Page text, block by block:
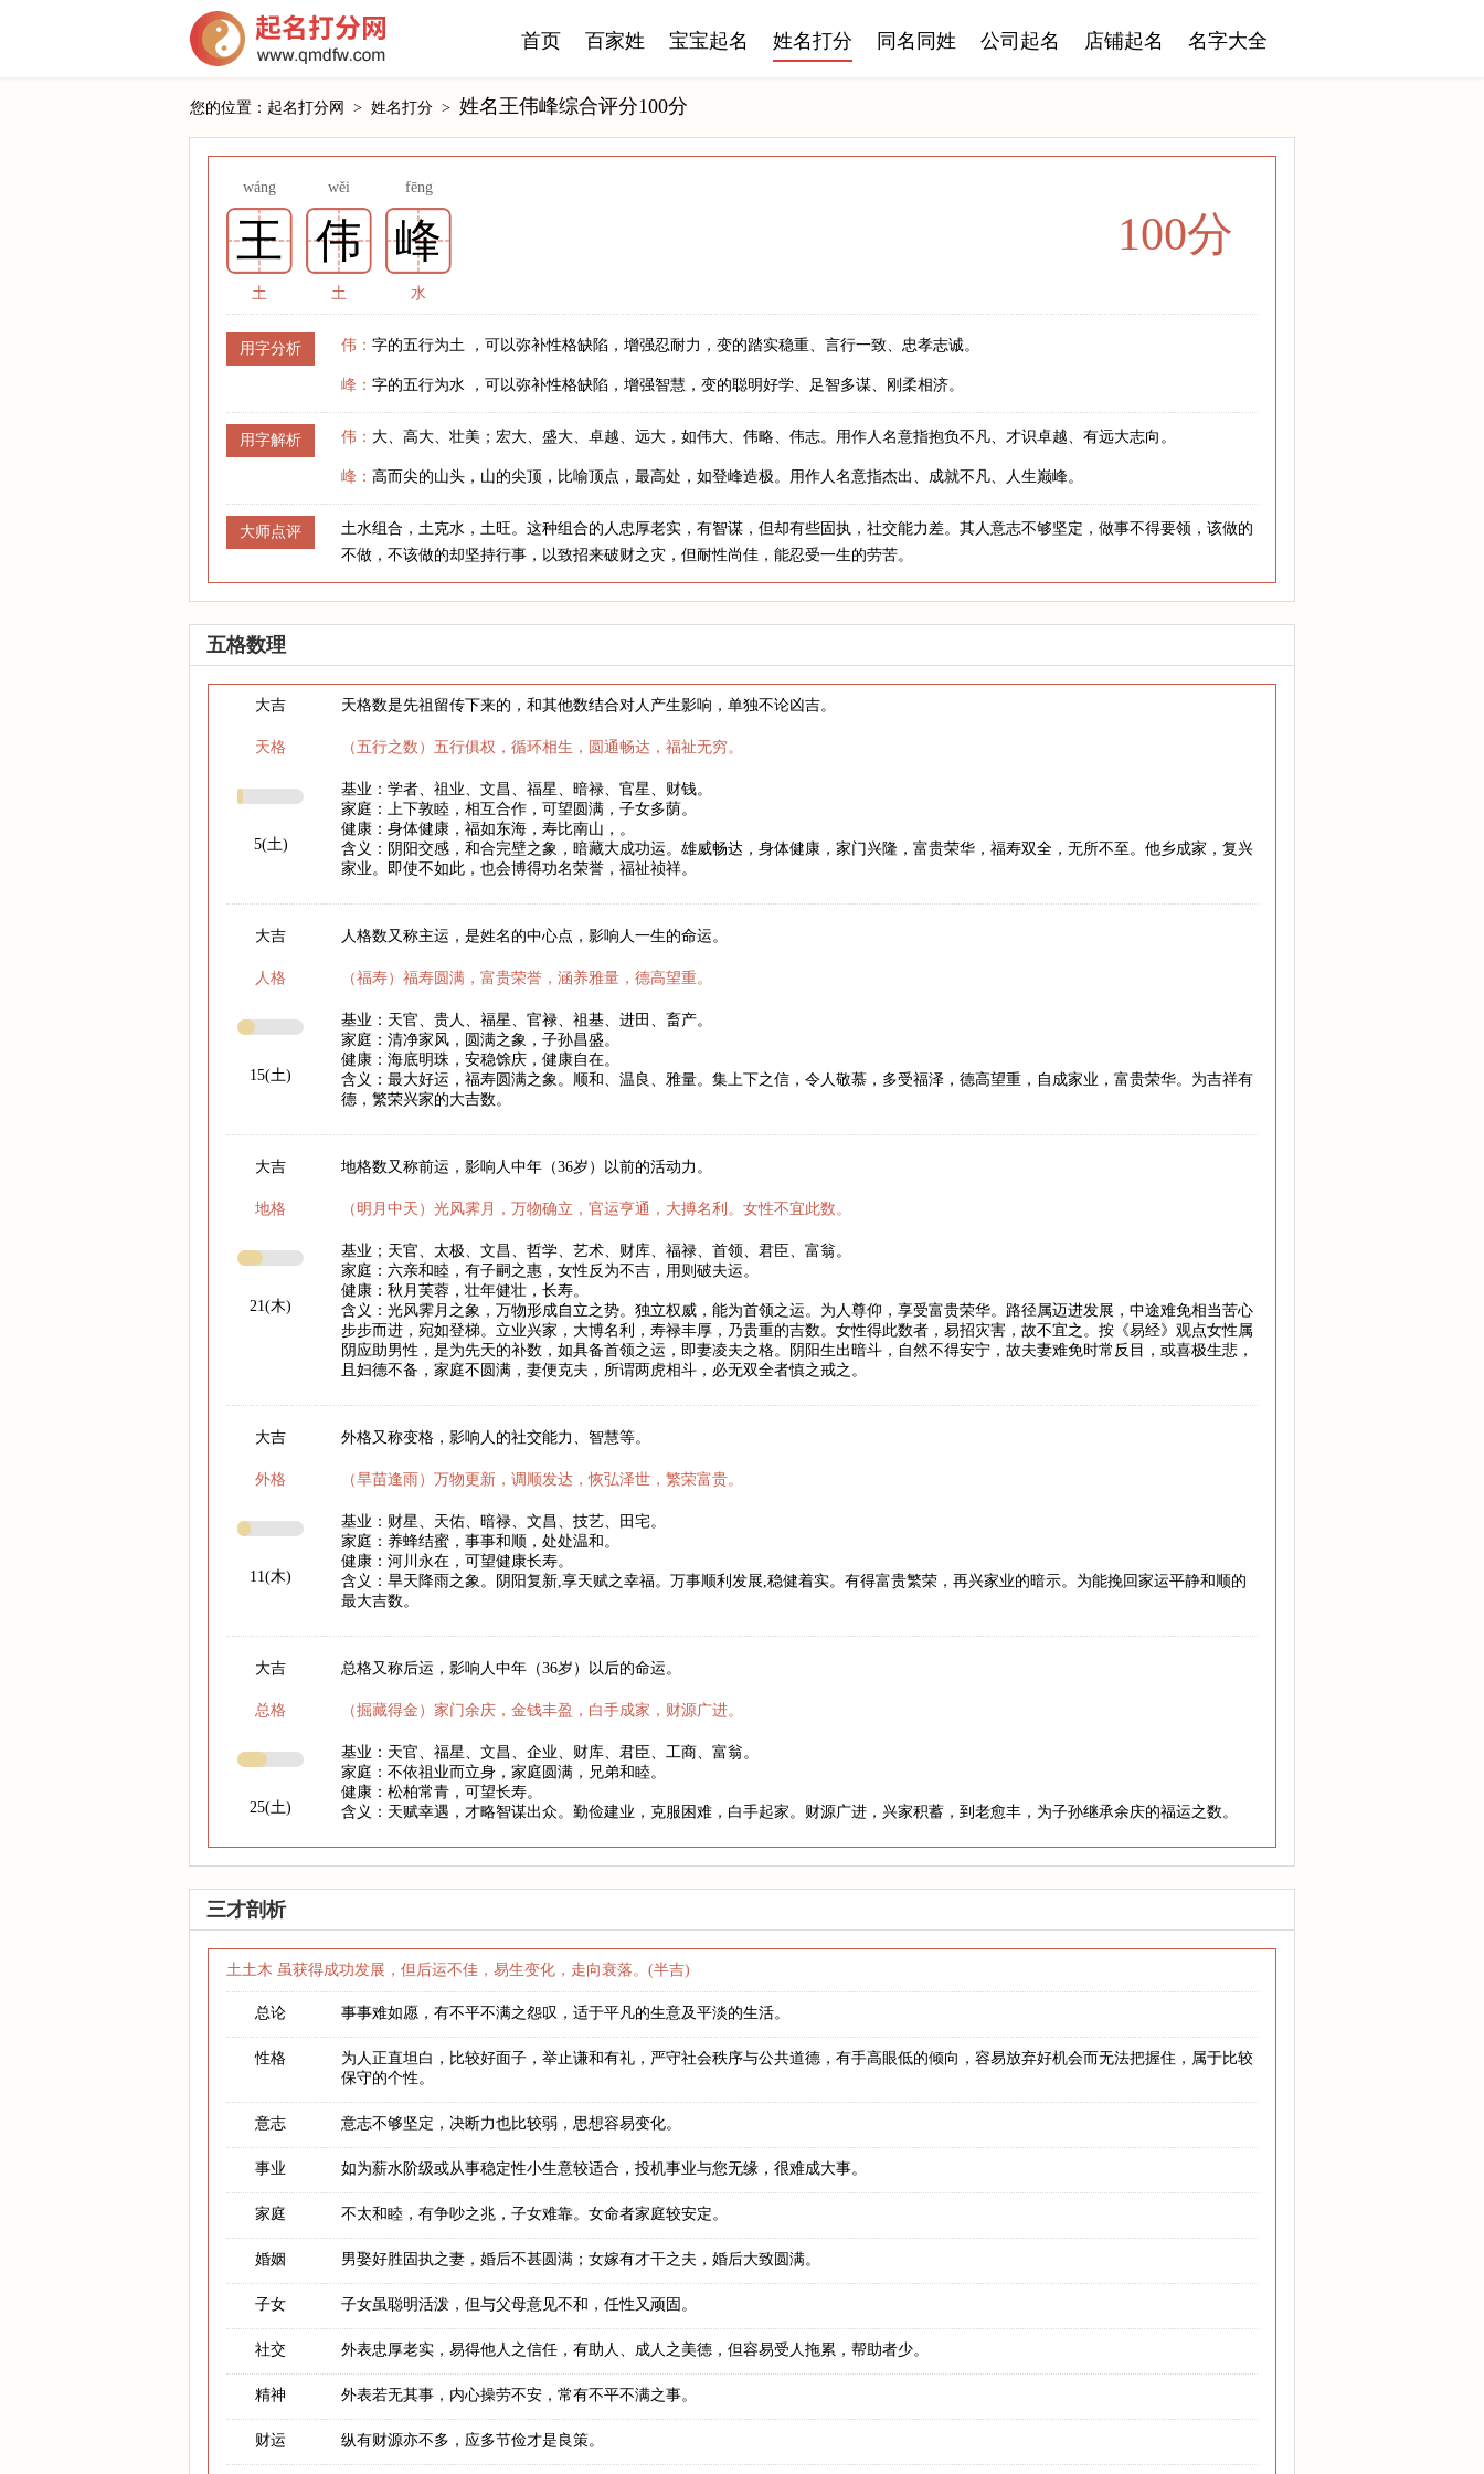
首页 百家姓 宝宝起名 姓名打分 同名同姓 公司起名 店铺起名 名字大全
您的位置： 起名打分网 > 姓名打分 > 姓名王伟峰综合评分100分
wáng wěi fēng
王 伟 峰
土 土 水
100分
用字分析 伟： 字的五行为土 ，可以弥补性格缺陷，增强忍耐力，变的踏实稳重、言行一致、忠孝志诚。
峰： 字的五行为水 ，可以弥补性格缺陷，增强智慧，变的聪明好学、足智多谋、刚柔相济。
用字解析 伟： 大、高大、壮美；宏大、盛大、卓越、远大，如伟大、伟略、伟志。用作人名意指抱负不凡、才识卓越、有远大志向。
峰： 高而尖的山头，山的尖顶，比喻顶点，最高处，如登峰造极。用作人名意指杰出、成就不凡、人生巅峰。
大师点评
土水组合，土克水，土旺。这种组合的人忠厚老实，有智谋，但却有些固执，社交能力差。其人意志不够坚定，做事不得要领，该做的
不做，不该做的却坚持行事，以致招来破财之灾，但耐性尚佳，能忍受一生的劳苦。
五格数理
大吉
天格
5(土)
天格数是先祖留传下来的，和其他数结合对人产生影响，单独不论凶吉。
（五行之数）五行俱权，循环相生，圆通畅达，福祉无穷。
基业：学者、祖业、文昌、福星、暗禄、官星、财钱。
家庭：上下敦睦，相互合作，可望圆满，子女多荫。
健康：身体健康，福如东海，寿比南山，。
含义：阴阳交感，和合完壁之象，暗藏大成功运。雄威畅达，身体健康，家门兴隆，富贵荣华，福寿双全，无所不至。他乡成家，复兴
家业。即使不如此，也会博得功名荣誉，福祉祯祥。
大吉
人格
15(土)
人格数又称主运，是姓名的中心点，影响人一生的命运。
（福寿）福寿圆满，富贵荣誉，涵养雅量，德高望重。
基业：天官、贵人、福星、官禄、祖基、进田、畜产。
家庭：清净家风，圆满之象，子孙昌盛。
健康：海底明珠，安稳馀庆，健康自在。
含义：最大好运，福寿圆满之象。顺和、温良、雅量。集上下之信，令人敬慕，多受福泽，德高望重，自成家业，富贵荣华。为吉祥有
德，繁荣兴家的大吉数。
大吉
地格
21(木)
地格数又称前运，影响人中年（36岁）以前的活动力。
（明月中天）光风霁月，万物确立，官运亨通，大搏名利。女性不宜此数。
基业；天官、太极、文昌、哲学、艺术、财库、福禄、首领、君臣、富翁。
家庭：六亲和睦，有子嗣之惠，女性反为不吉，用则破夫运。
健康：秋月芙蓉，壮年健壮，长寿。
含义：光风霁月之象，万物形成自立之势。独立权威，能为首领之运。为人尊仰，享受富贵荣华。路径属迈进发展，中途难免相当苦心
步步而进，宛如登梯。立业兴家，大博名利，寿禄丰厚，乃贵重的吉数。女性得此数者，易招灾害，故不宜之。按《易经》观点女性属
阴应助男性，是为先天的补数，如具备首领之运，即妻凌夫之格。阴阳生出暗斗，自然不得安宁，故夫妻难免时常反目，或喜极生悲，
且妇德不备，家庭不圆满，妻便克夫，所谓两虎相斗，必无双全者慎之戒之。
大吉
外格
11(木)
外格又称变格，影响人的社交能力、智慧等。
（旱苗逢雨）万物更新，调顺发达，恢弘泽世，繁荣富贵。
基业：财星、天佑、暗禄、文昌、技艺、田宅。
家庭：养蜂结蜜，事事和顺，处处温和。
健康：河川永在，可望健康长寿。
含义：旱天降雨之象。阴阳复新,享天赋之幸福。万事顺利发展,稳健着实。有得富贵繁荣，再兴家业的暗示。为能挽回家运平静和顺的
最大吉数。
大吉
总格
25(土)
总格又称后运，影响人中年（36岁）以后的命运。
（掘藏得金）家门余庆，金钱丰盈，白手成家，财源广进。
基业：天官、福星、文昌、企业、财库、君臣、工商、富翁。
家庭：不依祖业而立身，家庭圆满，兄弟和睦。
健康：松柏常青，可望长寿。
含义：天赋幸遇，才略智谋出众。勤俭建业，克服困难，白手起家。财源广进，兴家积蓄，到老愈丰，为子孙继承余庆的福运之数。
三才剖析
土土木 虽获得成功发展，但后运不佳，易生变化，走向衰落。(半吉)
总论 事事难如愿，有不平不满之怨叹，适于平凡的生意及平淡的生活。
性格
为人正直坦白，比较好面子，举止谦和有礼，严守社会秩序与公共道德，有手高眼低的倾向，容易放弃好机会而无法把握住，属于比较
保守的个性。
意志 意志不够坚定，决断力也比较弱，思想容易变化。
事业 如为薪水阶级或从事稳定性小生意较适合，投机事业与您无缘，很难成大事。
家庭 不太和睦，有争吵之兆，子女难靠。女命者家庭较安定。
婚姻 男娶好胜固执之妻，婚后不甚圆满；女嫁有才干之夫，婚后大致圆满。
子女 子女虽聪明活泼，但与父母意见不和，任性又顽固。
社交 外表忠厚老实，易得他人之信任，有助人、成人之美德，但容易受人拖累，帮助者少。
精神 外表若无其事，内心操劳不安，常有不平不满之事。
财运 纵有财源亦不多，应多节俭才是良策。